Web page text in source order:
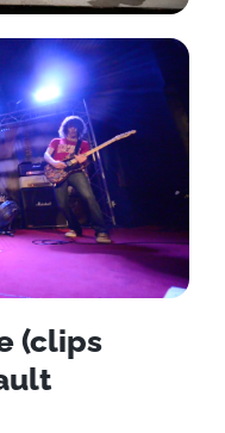
(clips